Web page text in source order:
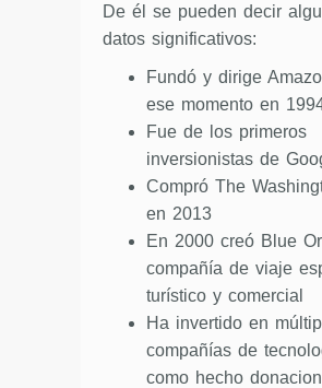
De él se pueden decir
datos significativos:
Fundó y dirige
ese momento en
Fue de los primeros
inversionistas de
Compró The
en 2013
En 2000 creó Blue
compañía de viaje
turístico y comercial
Ha invertido en
compañías de
como hecho